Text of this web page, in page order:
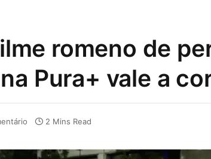
romeno de
Pura+ vale a
2 Mins Read